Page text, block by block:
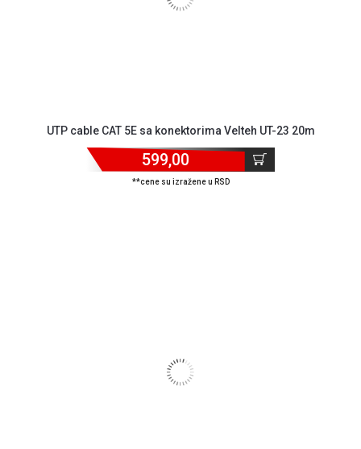
UTP cable CAT 5E sa konektorima Velteh UT-23 20m
599,00
**cene su izražene u RSD